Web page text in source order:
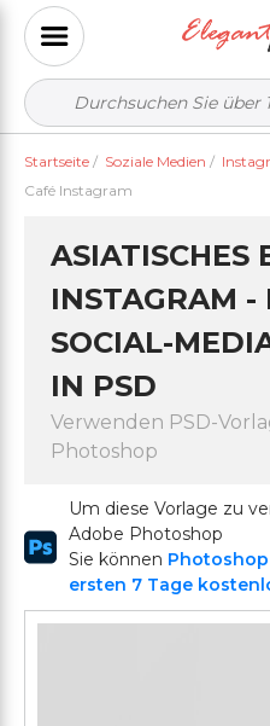
Startseite / Soziale Medien /
Café Instagram
ASIATISCHES
INSTAGRAM -
SOCIAL-
IN PSD
Verwenden PSD-
Photoshop
Um diese Vorlage zu
Adobe Photoshop
Sie können
ersten 7 Tage